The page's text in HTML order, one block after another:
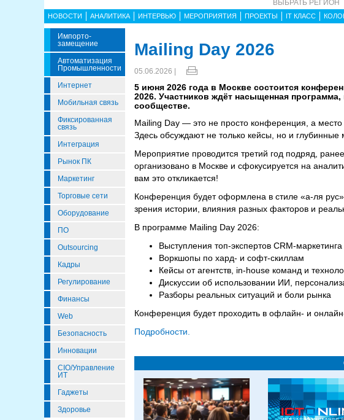
ВЫБРАТЬ РЕГИОН
НОВОСТИ АНАЛИТИКА ИНТЕРВЬЮ МЕРОПРИЯТИЯ ПРОЕКТЫ IT КЛАСС
Импорто­
Замещение
Автоматизация
Промышленности
Интернет
Мобильная связь
Фиксированная
связь
Интеграция
Рынок ПК
Маркетинг
Торговые сети
Оборудование
ПО
Outsourcing
Кадры
Регулирование
Финансы
Web
Безопасность
Инновации
CIO/Управление
ИТ
Гаджеты
Здоровье
Mailing Day 2026
05.06.2026 |
5 июня 2026 года в Москве состоится
2026. Участников ждёт насыщенная
сообществе.
Mailing Day — это не просто конференция, а место
Здесь обсуждают не только кейсы, но и
Мероприятие проводится третий год подряд,
организовано в Москве и сфокусируется на
вам это откликается!
Конференция будет оформлена в стиле «а-ля
зрения истории, влияния разных факторов и
В программе Mailing Day 2026:
Выступления топ-экспертов CRM-маркетинга
Воркшопы по хард- и софт-скиллам
Кейсы от агентств, in-house команд и
Дискуссии об использовании ИИ,
Разборы реальных ситуаций и боли рынка
Конференция будет проходить в офлайн- и
Подробности.